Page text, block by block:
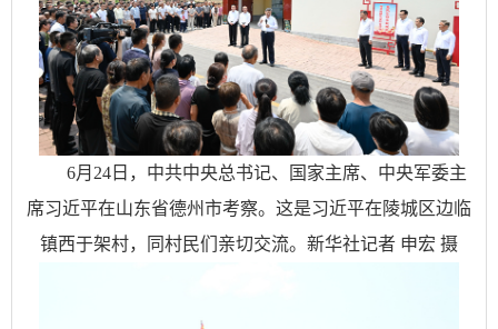
6月24日，中共中央总书记、国家主席、中央军委主
席习近平在山东省德州市考察。这是习近平在陵城区边临
镇西于架村，同村民们亲切交流。新华社记者 申宏 摄